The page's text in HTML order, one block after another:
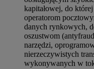
kapitałowej, do
operatorom
danych rynkowych,
oszustwom
narzędzi,
nierzeczywistych
wykonywanych w